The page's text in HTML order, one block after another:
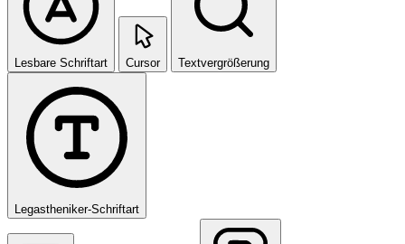
Lesbare Schriftart Cursor Textvergrößerung
Legastheniker-Schriftart